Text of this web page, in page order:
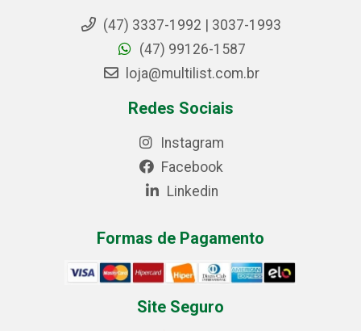
(47) 3337-1992 | 3037-1993
(47) 99126-1587
loja@multilist.com.br
Redes Sociais
Instagram
Facebook
Linkedin
Formas de Pagamento
Site Seguro